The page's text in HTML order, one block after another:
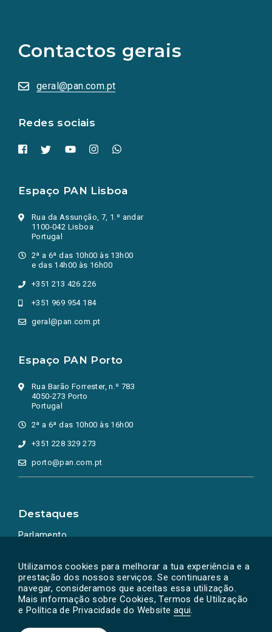
Utilizamos cookies para melhorar a tua experiência e a
prestação dos nossos serviços. Se continuares a
navegar, consideramos que aceitas essa utilização.
Mais informação sobre Cookies, Termos de Utilização
e Política de Privacidade do Website aqui.
Contactos gerais
geral@pan.com.pt
Redes sociais
redes
sociais
numa
nova
Espaço PAN Lisboa
Rua da Assunção, 7, 1.º andar
1100-042 Lisboa
Portugal
2ª a 6ª das 10h00 às 13h00
e das 14h00 às 16h00
+351 213 426 226
+351 969 954 184
geral@pan.com.pt
Espaço PAN Porto
Rua Barão Forrester, n.º 783
4050-273 Porto
Portugal
2ª a 6ª das 10h00 às 16h00
+351 228 329 273
porto@pan.com.pt
Destaques
Parlamento